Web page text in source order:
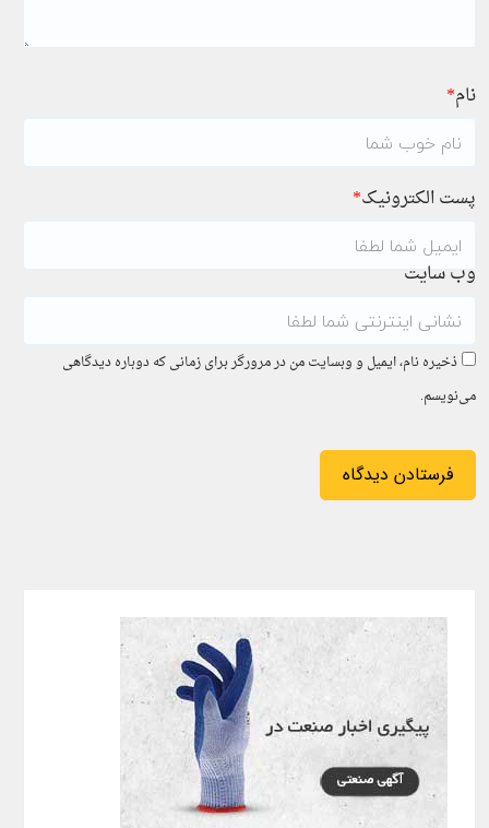
نام*
پست الکترونیک*
وب سایت
ذخیره نام، ایمیل و وبسایت من در مرورگر برای زمانی که دوباره دیدگاهی
می‌نویسم.